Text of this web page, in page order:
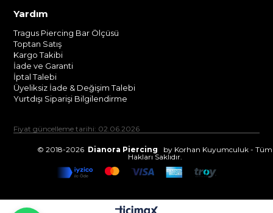
Yardım
Tragus Piercing Bar Ölçüsü
Toptan Satış
Kargo Takibi
İade ve Garanti
İptal Talebi
Üyeliksiz İade & Değişim Talebi
Yurtdışı Siparişi Bilgilendirme
Fiyat güncelleme tarihi: 02.06.2026
© 2018-2026 Dianora Piercing by Korhan Kuyumculuk - Tüm
Hakları Saklıdır.